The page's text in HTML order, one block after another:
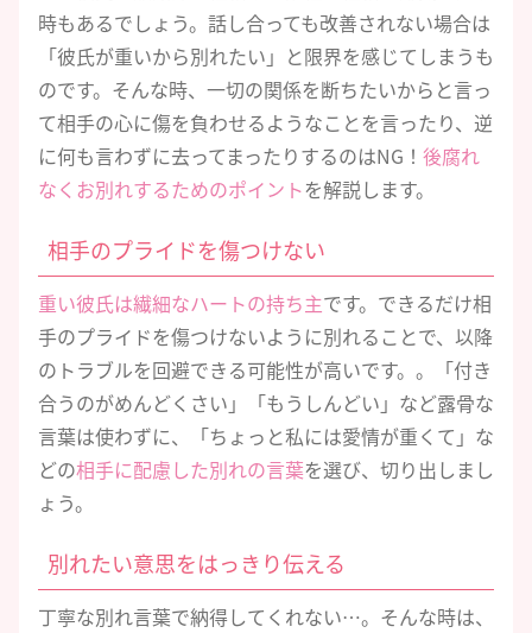
時もあるでしょう。話し合っても改善されない場合は
「彼氏が重いから別れたい」と限界を感じてしまうも
のです。そんな時、一切の関係を断ちたいからと言っ
て相手の心に傷を負わせるようなことを言ったり、逆
に何も言わずに去ってまったりするのはNG！ 後腐れ
なくお別れするためのポイントを解説します。
相手のプライドを傷つけない
重い彼氏は繊細なハートの持ち主です。できるだけ相
手のプライドを傷つけないように別れることで、以降
のトラブルを回避できる可能性が高いです。。「付き
合うのがめんどくさい」「もうしんどい」など露骨な
言葉は使わずに、「ちょっと私には愛情が重くて」な
どの相手に配慮した別れの言葉を選び、切り出しまし
ょう。
別れたい意思をはっきり伝える
丁寧な別れ言葉で納得してくれない…。そんな時は、